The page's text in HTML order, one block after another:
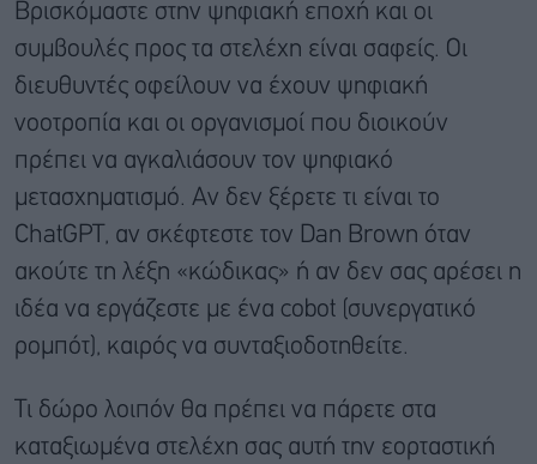
Βρισκόμαστε στην ψηφιακή εποχή και οι
συμβουλές προς τα στελέχη είναι σαφείς. Οι
διευθυντές οφείλουν να έχουν ψηφιακή
νοοτροπία και οι οργανισμοί που διοικούν
πρέπει να αγκαλιάσουν τον ψηφιακό
μετασχηματισμό. Αν δεν ξέρετε τι είναι το
ChatGPT, αν σκέφτεστε τον Dan Brown όταν
ακούτε τη λέξη «κώδικας» ή αν δεν σας αρέσει η
ιδέα να εργάζεστε με ένα cobot (συνεργατικό
ρομπότ), καιρός να συνταξιοδοτηθείτε.
Τι δώρο λοιπόν θα πρέπει να πάρετε στα
καταξιωμένα στελέχη σας αυτή την εορταστική